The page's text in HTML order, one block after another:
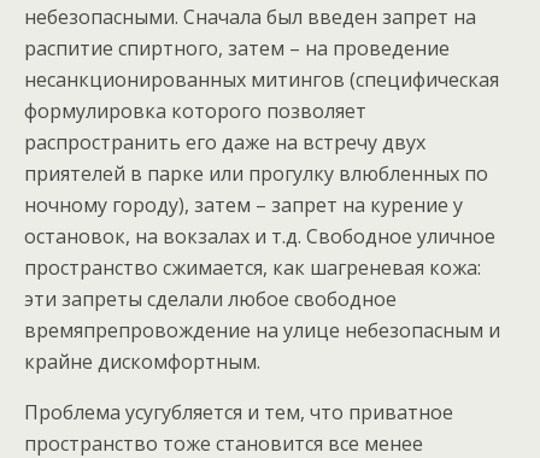
небезопасными. Сначала был введен запрет на
распитие спиртного, затем – на проведение
несанкционированных митингов (специфическая
формулировка которого позволяет
распространить его даже на встречу двух
приятелей в парке или прогулку влюбленных по
ночному городу), затем – запрет на курение у
остановок, на вокзалах и т.д. Свободное уличное
пространство сжимается, как шагреневая кожа:
эти запреты сделали любое свободное
времяпрепровождение на улице небезопасным и
крайне дискомфортным.
Проблема усугубляется и тем, что приватное
пространство тоже становится все менее